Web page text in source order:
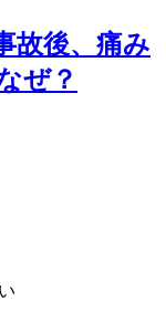
故後、痛み
ぜ？